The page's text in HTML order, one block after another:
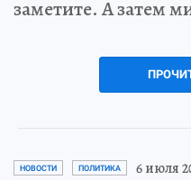
заметите. А затем
НОВОСТИ ПОЛИТИКА 6 июля